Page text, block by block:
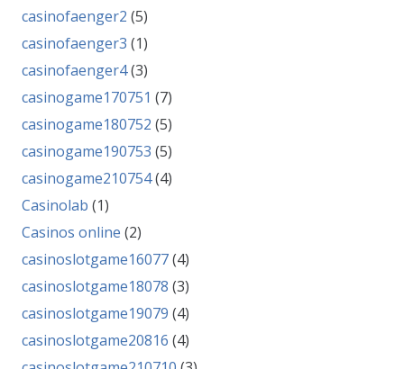
casinofaenger2 (5)
casinofaenger3 (1)
casinofaenger4(3)
casinogame170751 (7)
casinogame180752 (5)
casinogame190753 (5)
casinogame210754(4)
Casinolab (1)
Casinos online (2)
casinoslotgame16077(4)
casinoslotgame18078 (3)
casinoslotgame19079 (4)
casinoslotgame20816 (4)